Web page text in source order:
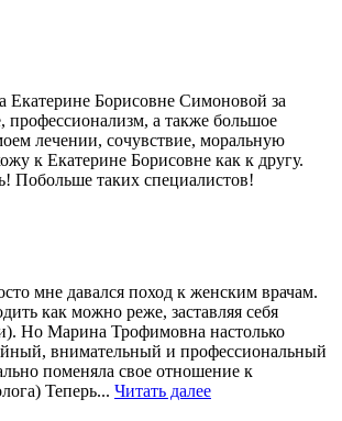
Екатерине Борисовне Симоновой за
профессионализм, а также большое
лечении, сочувствие, моральную
к Екатерине Борисовне как к другу.
Побольше таких специалистов!
мне давался поход к женским врачам.
как можно реже, заставляя себя
Но Марина Трофимовна настолько
внимательный и профессиональный
поменяла свое отношение к
Теперь... Читать далее